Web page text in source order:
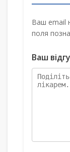
Ваш email
поля
Ваш